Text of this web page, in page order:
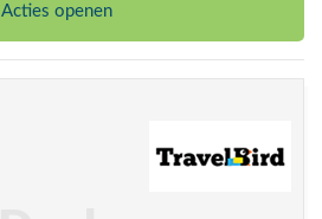
Acties openen